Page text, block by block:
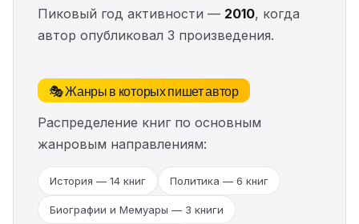
Пиковый год активности — 2010, когда
автор опубликовал 3 произведения.
🎭 Жанры в которых пишет автор
Распределение книг по основным
жанровым направлениям:
История — 14 книг Политика — 6 книг
Биографии и Мемуары — 3 книги